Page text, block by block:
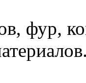
фур,